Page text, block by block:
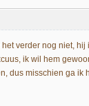
verder nog niet,
ik wil hem
dus misschien ga ik